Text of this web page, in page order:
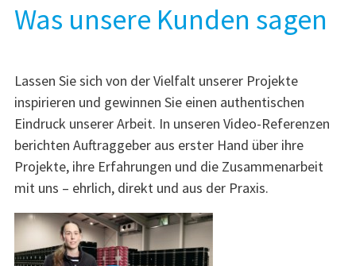
Was unsere Kunden sagen
Lassen Sie sich von der Vielfalt unserer Projekte
inspirieren und gewinnen Sie einen authentischen
Eindruck unserer Arbeit. In unseren Video-Referenzen
berichten Auftraggeber aus erster Hand über ihre
Projekte, ihre Erfahrungen und die Zusammenarbeit
mit uns – ehrlich, direkt und aus der Praxis.